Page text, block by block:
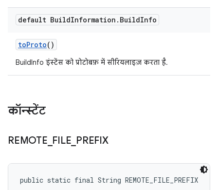
default BuildInformation . BuildInfo
toProto()
BuildInfo इंस्टेंस को प्रोटोबफ़ में सीरियलाइज़ करता है.
कॉन्स्टेंट
REMOTE FILE PREFIX
public static final String REMOTE_FILE_PREFIX